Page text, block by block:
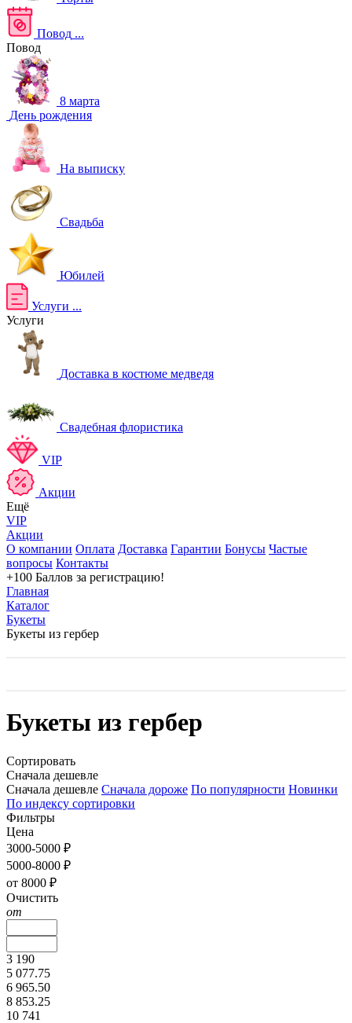
Повод ...
Повод
8 марта
День рождения
На выписку
Свадьба
Юбилей
Услуги ...
Услуги
Доставка в костюме медведя
Свадебная флористика
VIP
Акции
Ещё
VIP
Акции
О компании Оплата Доставка Гарантии Бонусы Частые
вопросы Контакты
+100 Баллов за регистрацию!
Главная
Каталог
Букеты
Букеты из гербер
Букеты из гербер
Сортировать
Сначала дешевле
Сначала дешевле Сначала дороже По популярности Новинки
По индексу сортировки
Фильтры
Цена
3000-5000 ₽
5000-8000 ₽
от 8000 ₽
Очистить
от
3 190
5 077.75
6 965.50
8 853.25
10 741